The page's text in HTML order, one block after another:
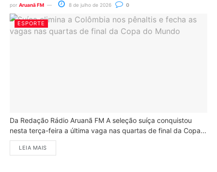
por Aruanã FM 8 de julho de 2026 0
ESPORTE
Da Redação Rádio Aruanã FM A seleção suíça conquistou
nesta terça-feira a última vaga nas quartas de final da Copa...
LEIA MAIS